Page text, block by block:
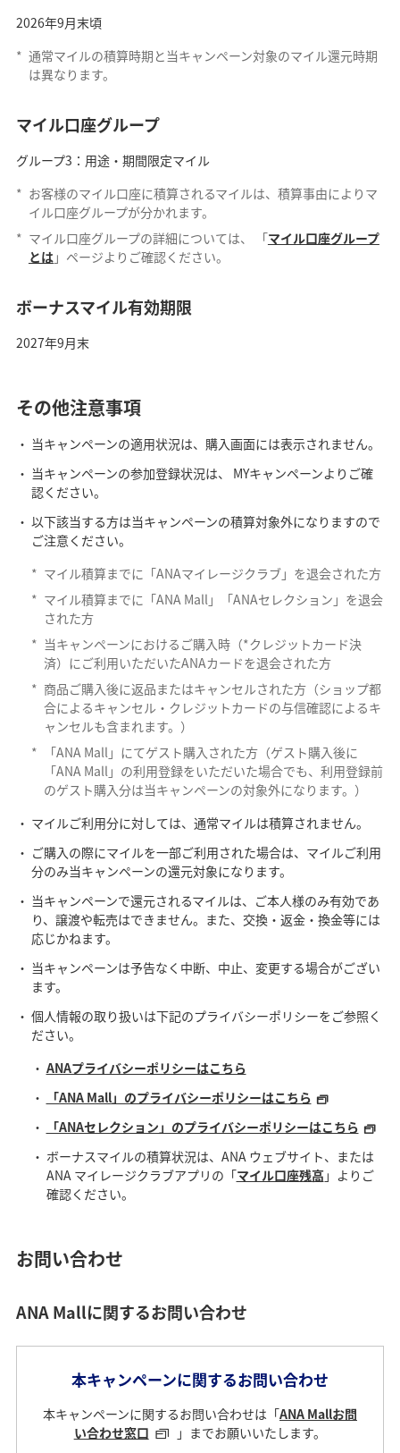
2026年9月末頃
* 通常マイルの積算時期と当キャンペーン対象のマイル還元時期
は異なります。
マイル口座グループ
グループ3：用途・期間限定マイル
* お客様のマイル口座に積算されるマイルは、積算事由によりマ
イル口座グループが分かれます。
* マイル口座グループの詳細については、 「マイル口座グループ
とは」ページよりご確認ください。
ボーナスマイル有効期限
2027年9月末
その他注意事項
当キャンペーンの適用状況は、購入画面には表示されません。
当キャンペーンの参加登録状況は、 MYキャンペーンよりご確
認ください。
以下該当する方は当キャンペーンの積算対象外になりますので
ご注意ください。
* マイル積算までに「ANAマイレージクラブ」を退会された方
* マイル積算までに「ANA Mall」「ANAセレクション」を退会
された方
* 当キャンペーンにおけるご購入時（*クレジットカード決
済）にご利用いただいたANAカードを退会された方
* 商品ご購入後に返品またはキャンセルされた方（ショップ都
合によるキャンセル・クレジットカードの与信確認によるキ
ャンセルも含まれます。）
*
「ANA Mall」にてゲスト購入された方（ゲスト購入後に
「ANA Mall」の利用登録をいただいた場合でも、利用登録前
のゲスト購入分は当キャンペーンの対象外になります。）
マイルご利用分に対しては、通常マイルは積算されません。
ご購入の際にマイルを一部ご利用された場合は、マイルご利用
分のみ当キャンペーンの還元対象になります。
当キャンペーンで還元されるマイルは、ご本人様のみ有効であ
り、譲渡や転売はできません。また、交換・返金・換金等には
応じかねます。
当キャンペーンは予告なく中断、中止、変更する場合がござい
ます。
個人情報の取り扱いは下記のプライバシーポリシーをご参照く
ださい。
ANAプライバシーポリシーはこちら
「ANA Mall」のプライバシーポリシーはこちら
「ANAセレクション」のプライバシーポリシーはこちら
ボーナスマイルの積算状況は、ANA ウェブサイト、または
ANA マイレージクラブアプリの「マイル口座残高」よりご
確認ください。
お問い合わせ
ANA Mallに関するお問い合わせ
本キャンペーンに関するお問い合わせ
本キャンペーンに関するお問い合わせは「ANA Mallお問
い合わせ窓口
」までお願いいたします。